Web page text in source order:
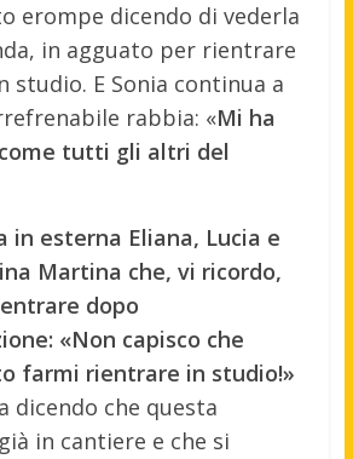
erompe dicendo di vederla
in agguato per rientrare
studio. E Sonia continua a
rabbia: «Mi ha
tutti gli altri del
in esterna Eliana, Lucia e
Martina che, vi ricordo,
dopo
«Non capisco che
farmi rientrare in studio!»
dicendo che questa
in cantiere e che si